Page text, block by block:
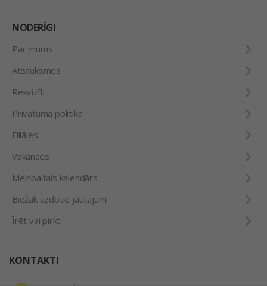
NODERĪGI
Par mums
Atsauksmes
Rekvizīti
Privātuma politika
Filiāles
Vakances
Melnbaltais kalendārs
Biežāk uzdotie jautājumi
Īrēt vai pirkt
KONTAKTI